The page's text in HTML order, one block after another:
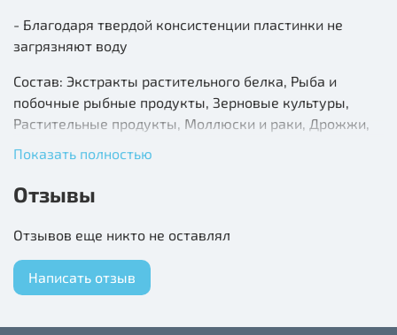
- Благодаря твердой консистенции пластинки не
загрязняют воду
Состав: Экстракты растительного белка, Рыба и
побочные рыбные продукты, Зерновые культуры,
Растительные продукты, Моллюски и раки, Дрожжи,
масла и жиры 6,0%, Сырая клетчатка 2,0%,
Добавки: Витамины, Провитамины и химические
вещества с аналогичным воздействием: Витамин А
28460 МЕ/кг, Витамин Д3 1770 МЕ/кг. Комбинации
Показать полностью
Отзывы
Отзывов еще никто не оставлял
Написать отзыв